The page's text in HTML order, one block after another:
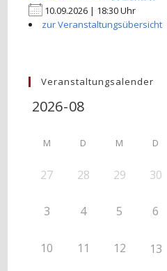
10.09.2026 | 18:30 Uhr
zur Veranstaltungsübersicht
Veranstaltungsalender
M D M D
27 28 29 30
3 4 5 6
10 11 12 13